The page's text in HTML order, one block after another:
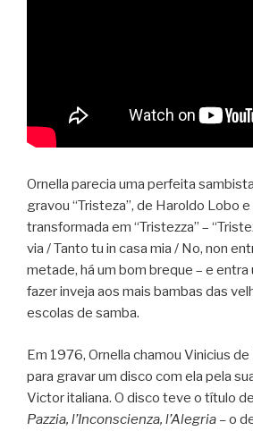
Ornella parecia uma perfeita
gravou “Tristeza”, de Haroldo Lobo
transformada em “Tristezza” –
via / Tanto tu in casa mia / No, non
metade, há um bom breque – e entra
fazer inveja aos mais bambas das
escolas de samba.
Em 1976, Ornella chamou Vinicius
para gravar um disco com ela pela
Victor italiana. O disco teve o título de
Pazzia, l’Inconscienza, l’Alegria –o